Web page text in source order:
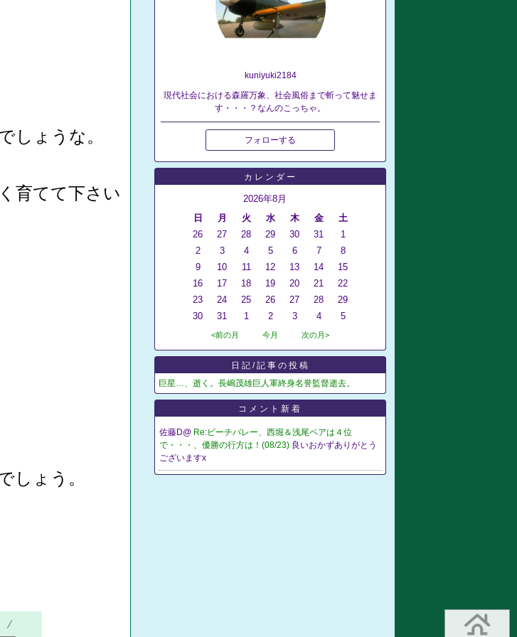
しょうな。
育てて下さい
しょう。
kuniyuki2184
現代社会における森羅万象、社会風俗まで斬って魅せま
す・・・？なんのこっちゃ。
フォローする
カレンダー
2026年8月
日
月 火 水 木 金
土
26
27 28 29 30 31
1
2
3 4 5 6 7
8
9
10 11 12 13 14
15
16
17 18 19 20 21
22
23
24 25 26 27 28
29
30
31 1 2 3 4 5
<前の月 今月 次の月>
日記/記事の投稿
巨星…、逝く。長嶋茂雄巨人軍終身名誉監督逝去。
コメント新着
佐藤D@ Re:ビーチバレー、西堀＆浅尾ペアは４位
で・・・、優勝の行方は！(08/23) 良いおかずありがとう
ございますx